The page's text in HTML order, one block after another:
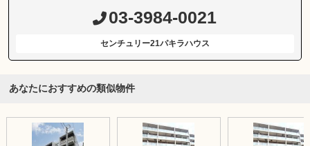
03-3984-0021
センチュリー21パキラハウス
あなたにおすすめの類似物件